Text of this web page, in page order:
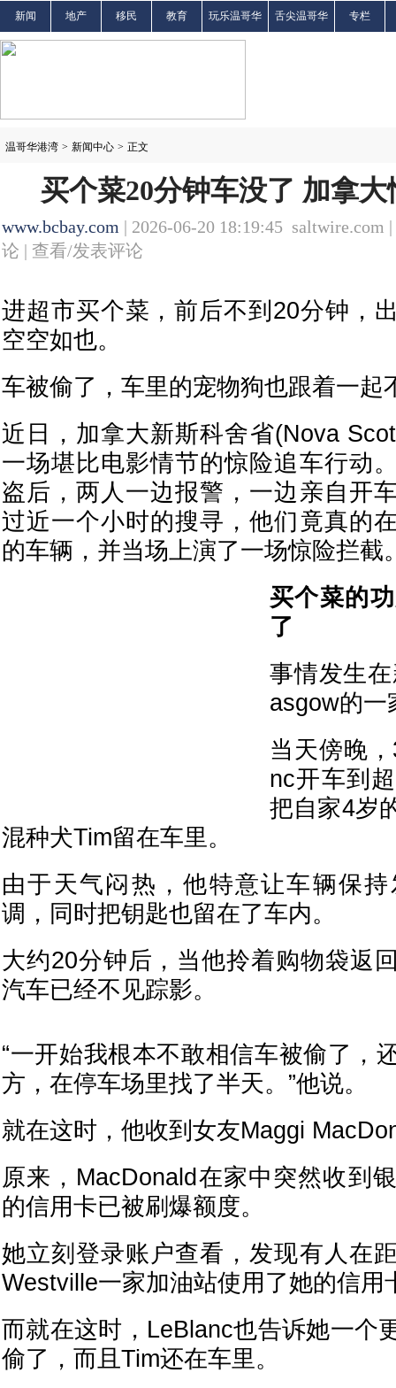
新闻 地产 移民 教育 玩乐温哥华 舌尖温哥华 专栏
温哥华港湾 > 新闻中心 > 正文
买个菜20分钟车没了 加拿
www.bcbay.com | 2026-06-20 18:19:45 saltwire.com |
论 | 查看/发表评论
进超市买个菜，前后不到20分钟，
空空如也。
车被偷了，车里的宠物狗也跟着一起
近日，加拿大新斯科舍省(Nova
一场堪比电影情节的惊险追车行动
盗后，两人一边报警，一边亲自开
过近一个小时的搜寻，他们竟真的
的车辆，并当场上演了一场惊险拦截
买个菜的
了
事情发生
asgow的一
当天傍晚
nc开车到
把自家4岁
混种犬Tim留在车里。
由于天气闷热，他特意让车辆保
调，同时把钥匙也留在了车内。
大约20分钟后，当他拎着购物袋返
汽车已经不见踪影。
“一开始我根本不敢相信车被偷了，
方，在停车场里找了半天。”他说。
就在这时，他收到女友Maggi
原来，MacDonald在家中突然收到
的信用卡已被刷爆额度。
她立刻登录账户查看，发现有人在
Westville一家加油站使用了她的信用
而就在这时，LeBlanc也告诉她一个
偷了，而且Tim还在车里。